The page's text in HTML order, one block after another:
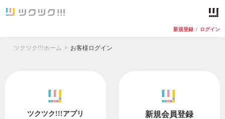
新規登録 / ログイン
ツクツク!!!ホーム お客様ログイン
ツクツク!!!アプリ
新規会員登録